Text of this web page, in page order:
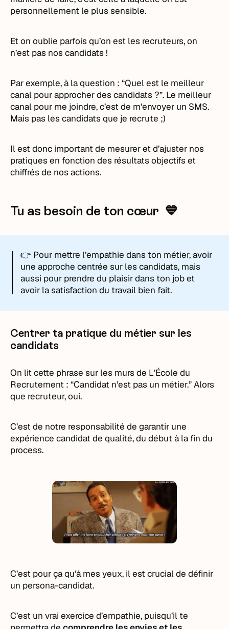
personnellement le plus sensible.
Et on oublie parfois qu’on est les recruteurs, on
n’est pas nos candidats !
Par exemple, à la question : “Quel est le meilleur
canal pour approcher des candidats ?”. Le meilleur
canal pour me joindre, c’est de m’envoyer un SMS.
Mais pas les candidats que je recrute ;)
Il est donc important de mesurer et d’ajuster nos
pratiques en fonction des résultats objectifs et
chiffrés de nos actions.
Tu as besoin de ton cœur 💙
👉 Pour mettre l’empathie dans ton métier, avoir
une approche centrée sur les candidats, mais
aussi pour prendre du plaisir dans ton job et
avoir la satisfaction du travail bien fait.
Centrer ta pratique du métier sur les
candidats
On lit cette phrase sur les murs de L’École du
Recrutement : “Candidat n’est pas un métier.” Alors
que recruteur, oui.
C’est de notre responsabilité de garantir une
expérience candidat de qualité, du début à la fin du
process.
C’est pour ça qu’à mes yeux, il est crucial de définir
un persona-candidat.
C’est un vrai exercice d’empathie, puisqu’il te